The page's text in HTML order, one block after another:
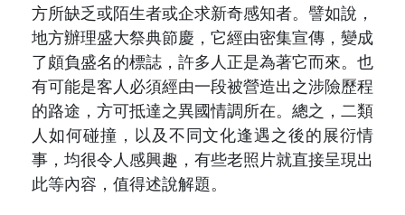
徵稿說明
期刊查詢
方所缺乏或陌生者或企求新奇感知者。譬如說，
地方辦理盛大祭典節慶，它經由密集宣傳，變成
了頗負盛名的標誌，許多人正是為著它而來。也
有可能是客人必須經由一段被營造出之涉險歷程
的路途，方可抵達之異國情調所在。總之，二類
人如何碰撞，以及不同文化逢遇之後的展衍情
事，均很令人感興趣，有些老照片就直接呈現出
此等內容，值得述說解題。